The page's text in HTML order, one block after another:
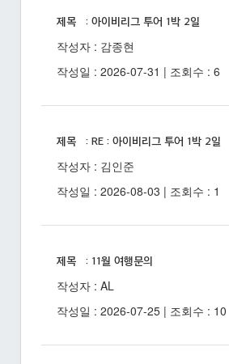
제목 : 아이비리그 투어 1박 2일
작성자 : 감종현
작성일 : 2026-07-31 | 조회수 : 6
제목 : RE : 아이비리그 투어 1박 2일
작성자 : 김인준
작성일 : 2026-08-03 | 조회수 : 1
제목 : 11월 여행문의
작성자 : AL
작성일 : 2026-07-25 | 조회수 : 10